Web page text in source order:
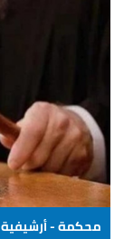
محكمة - أرشيفية